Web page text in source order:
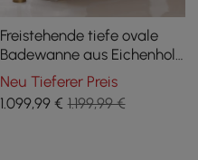
Freistehende tiefe ovale
Badewanne aus Eichenholz
mit integriertem Sitz, 151 cm
Neu Tieferer Preis
1.099,99€ 1.199,99 €